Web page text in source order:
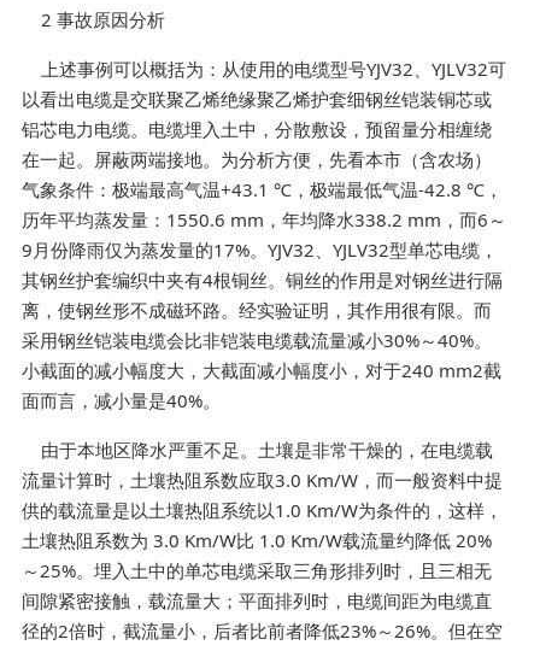
2 事故原因分析
上述事例可以概括为：从使用的电缆型号YJV32、YJLV32可
以看出电缆是交联聚乙烯绝缘聚乙烯护套细钢丝铠装铜芯或
铝芯电力电缆。电缆埋入土中，分散敷设，预留量分相缠绕
在一起。屏蔽两端接地。为分析方便，先看本市（含农场）
气象条件：极端最高气温+43.1 ℃，极端最低气温-42.8 ℃，
历年平均蒸发量：1550.6 mm，年均降水338.2 mm，而6～
9月份降雨仅为蒸发量的17%。YJV32、YJLV32型单芯电缆，
其钢丝护套编织中夹有4根铜丝。铜丝的作用是对钢丝进行隔
离，使钢丝形不成磁环路。经实验证明，其作用很有限。而
采用钢丝铠装电缆会比非铠装电缆载流量减小30%～40%。
小截面的减小幅度大，大截面减小幅度小，对于240 mm2截
面而言，减小量是40%。
由于本地区降水严重不足。土壤是非常干燥的，在电缆载
流量计算时，土壤热阻系数应取3.0 Km/W，而一般资料中提
供的载流量是以土壤热阻系统以1.0 Km/W为条件的，这样，
土壤热阻系数为 3.0 Km/W比 1.0 Km/W载流量约降低 20%
～25%。埋入土中的单芯电缆采取三角形排列时，且三相无
间隙紧密接触，载流量大；平面排列时，电缆间距为电缆直
径的2倍时，截流量小，后者比前者降低23%～26%。但在空